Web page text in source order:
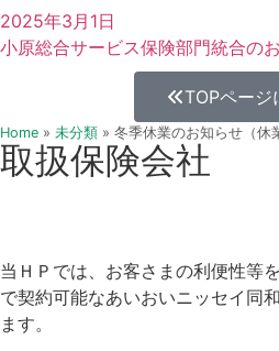
2025年3月1日
小原総合サービス保険部門統合の
TOPページ
Home » 未分類 » 冬季休業のお知らせ（休
取扱保険会社
当ＨＰでは、お客さまの利便性等
で契約可能なあいおいニッセイ同
ます。